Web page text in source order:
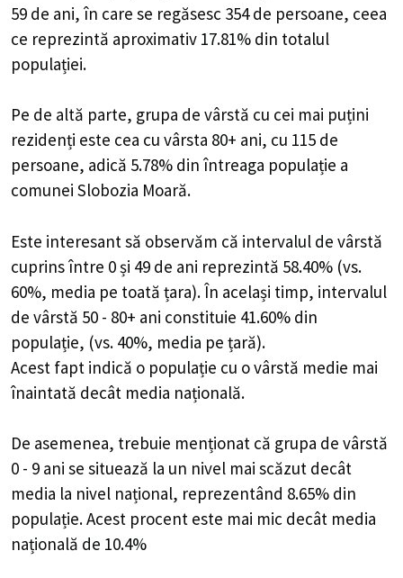
59 de ani, în care se regăsesc 354 de persoane, ceea
ce reprezintă aproximativ 17.81% din totalul
populației.
Pe de altă parte, grupa de vârstă cu cei mai puțini
rezidenți este cea cu vârsta 80+ ani, cu 115 de
persoane, adică 5.78% din întreaga populație a
comunei Slobozia Moară.
Este interesant să observăm că intervalul de vârstă
cuprins între 0 și 49 de ani reprezintă 58.40% (vs.
60%, media pe toată țara). În același timp, intervalul
de vârstă 50 - 80+ ani constituie 41.60% din
populație, (vs. 40%, media pe țară).
Acest fapt indică o populație cu o vârstă medie mai
înaintată decât media națională.
De asemenea, trebuie menționat că grupa de vârstă
0 - 9 ani se situează la un nivel mai scăzut decât
media la nivel național, reprezentând 8.65% din
populație. Acest procent este mai mic decât media
națională de 10.4%